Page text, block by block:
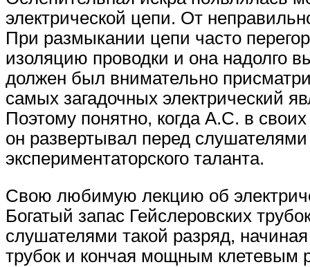
электрической цепи. От
При размыкании цепи часто
изоляцию проводки и она надолго
должен был внимательно
самых загадочных электрический
Поэтому понятно, когда А.С. в
он развертывал перед
экспериментаторского таланта.
Свою любимую лекцию об
Богатый запас Гейслеровских
слушателями такой разряд,
трубок и кончая мощным клетевым